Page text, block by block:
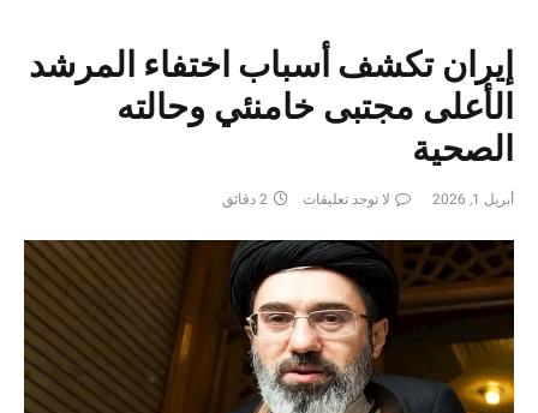
إيران تكشف أسباب اختفاء المرشد
الأعلى مجتبى خامنئي وحالته
الصحية
أبريل 1, 2026 لا توجد تعليقات 2 دقائق